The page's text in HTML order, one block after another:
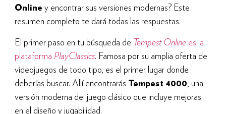
Online y encontrar sus versiones modernas? Este
resumen completo te dará todas las respuestas.
El primer paso en tu búsqueda de Tempest Online es la
plataforma PlayClassics. Famosa por su amplia oferta de
videojuegos de todo tipo, es el primer lugar donde
deberías buscar. Allí encontrarás Tempest 4000, una
versión moderna del juego clásico que incluye mejoras
en el diseño y jugabilidad.